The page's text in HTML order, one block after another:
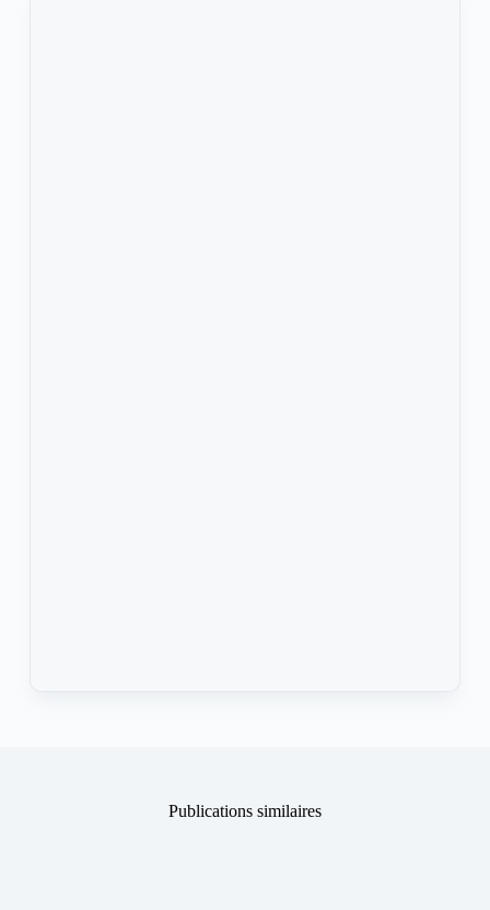
Publications similaires